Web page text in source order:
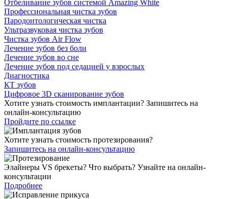
Отбеливание зубов системой Amazing White
Профессиональная чистка зубов
Пародонтологическая чистка
Ультразвуковая чистка зубов
Чистка зубов Air Flow
Лечение зубов без боли
Лечение зубов во сне
Лечение зубов под седацией у взрослых
Диагностика
КТ зубов
Цифровое 3D сканирование зубов
Хотите узнать стоимость имплантации? Запишитесь на
онлайн-консультацию
Пройдите по ссылке
Хотите узнать стоимость протезирования?
Запишитесь на онлайн-консультацию
Элайнеры VS брекеты? Что выбрать? Узнайте на онлайн-
консультации
Подробнее